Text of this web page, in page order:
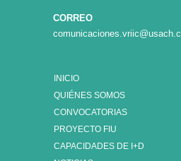
CORREO
comunicaciones.vriic@usach.cl
INICIO
QUIÉNES SOMOS
CONVOCATORIAS
PROYECTO FIU
CAPACIDADES DE I+D